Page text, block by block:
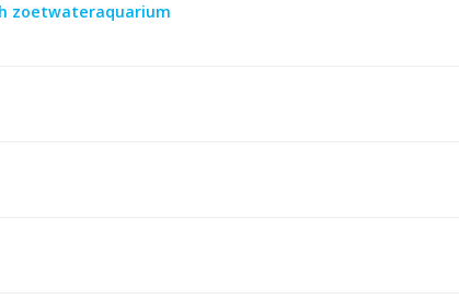
zoetwateraquarium